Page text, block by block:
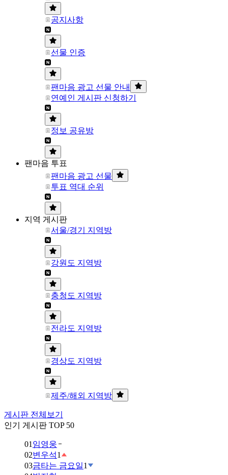
공지사항
선물 인증
팬마음 광고 선물 안내
연예인 게시판 신청하기
정보 공유방
팬마음 투표
팬마음 광고 선물
투표 역대 순위
지역 게시판
서울/경기 지역방
강원도 지역방
충청도 지역방
전라도 지역방
경상도 지역방
제주/해외 지역방
게시판 전체보기
인기 게시판 TOP 50
01 임영웅
02변우석1
03금타는 금요일1